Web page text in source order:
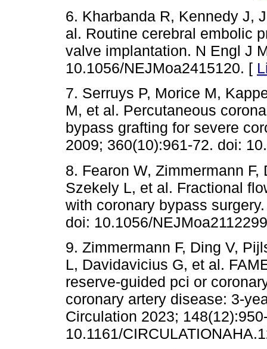
6. Kharbanda R, Kennedy J,
al. Routine cerebral embolic
valve implantation. N Engl J
10.1056/NEJMoa2415120. [
7. Serruys P, Morice M,
M, et al. Percutaneous
bypass grafting for severe
2009; 360(10):961-72. doi:
8. Fearon W, Zimmermann
Szekely L, et al. Fractional
with coronary bypass
doi: 10.1056/
9. Zimmermann F, Ding V,
L, Davidavicius G, et al.
reserve-guided pci or
coronary artery disease: 3-
Circulation 2023;
10.1161/